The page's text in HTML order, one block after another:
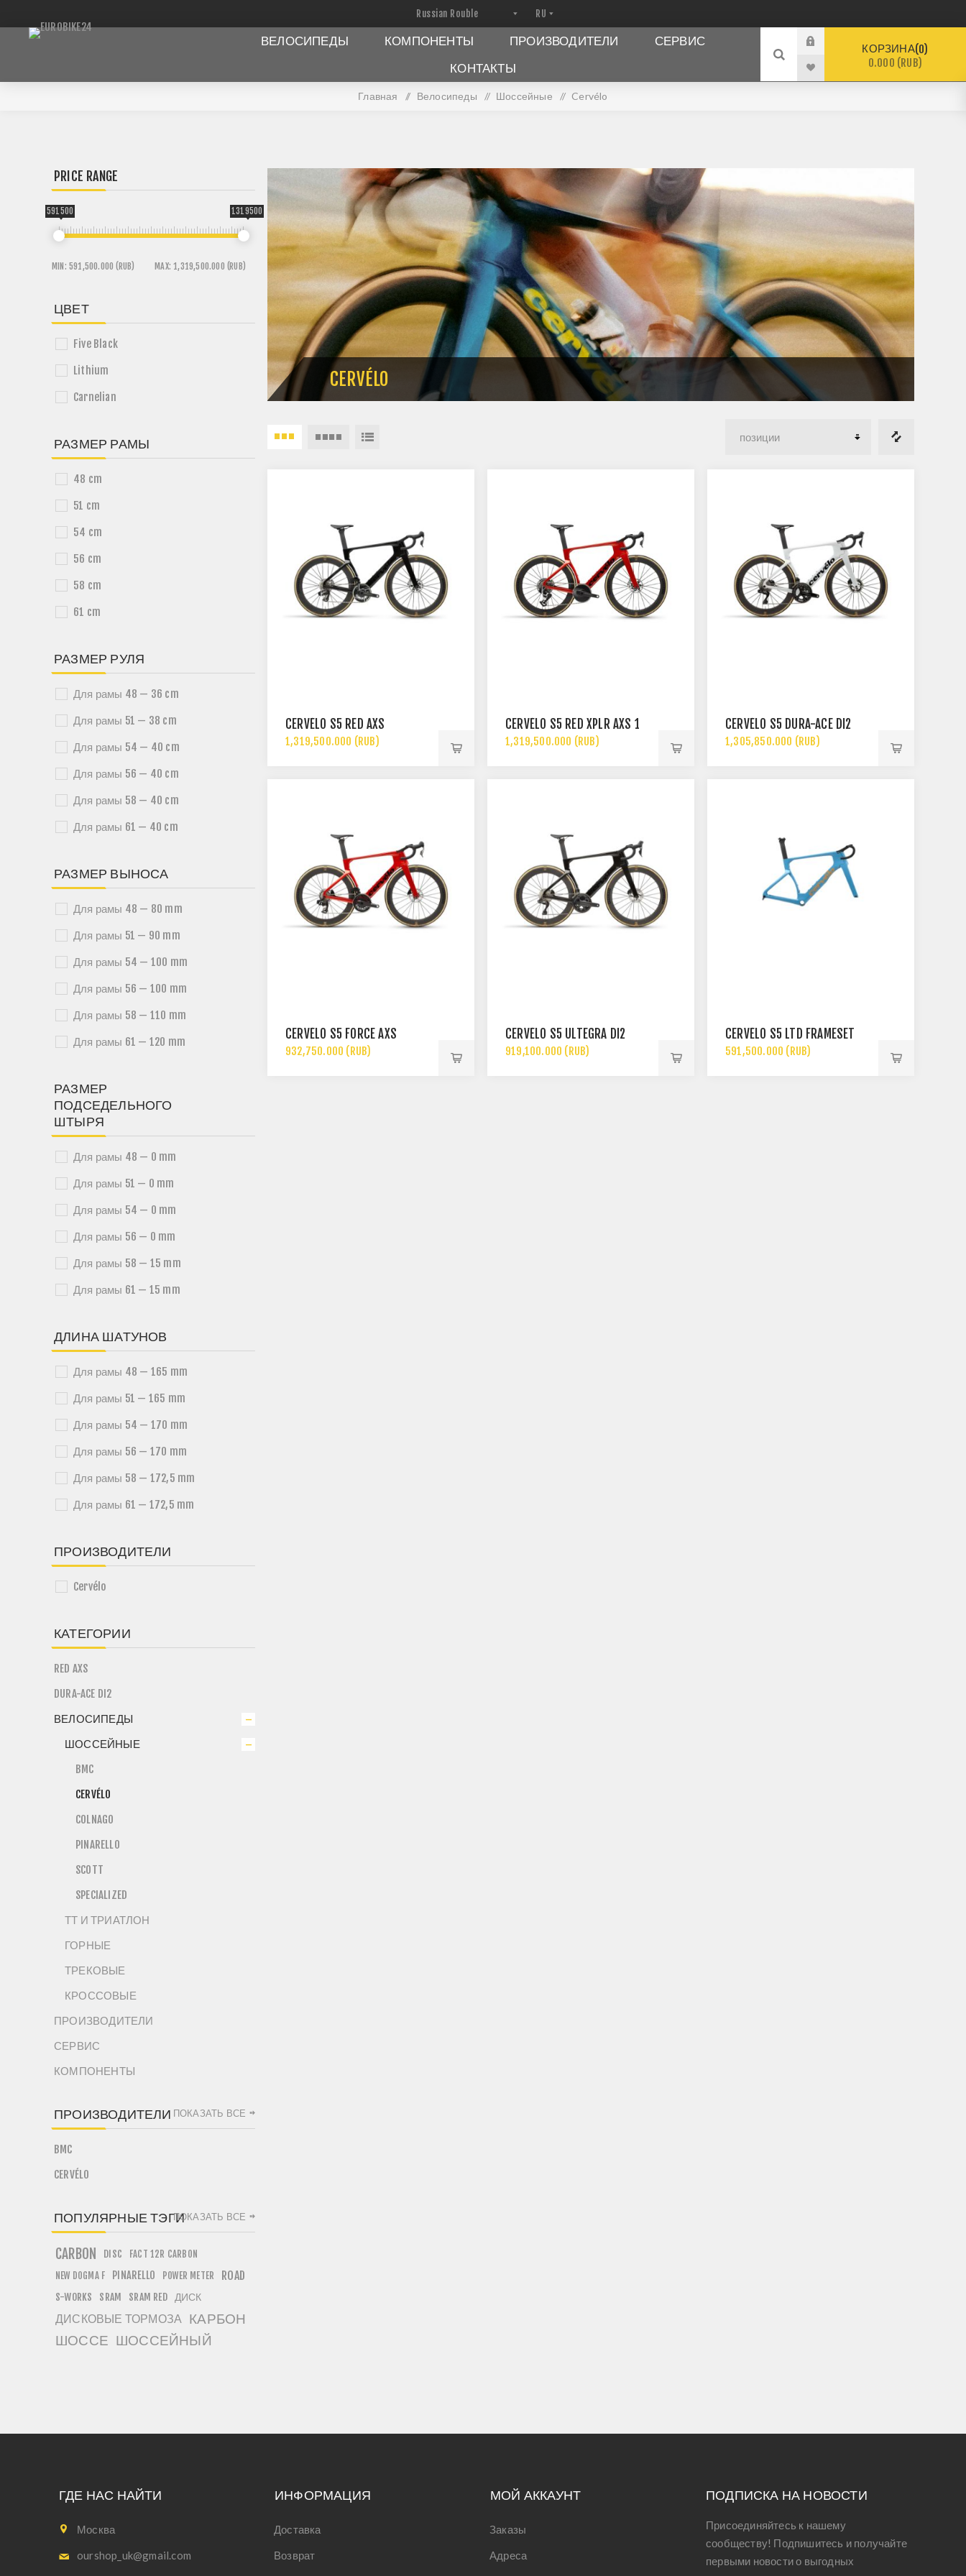
ВЕЛОСИПЕДЫ КОМПОНЕНТЫ ПРОИЗВОДИТЕЛИ
СЕРВИС
КОНТАКТЫ
КОРЗИНА 0
0.000 (RUB)
Главная / Велосипеды / Шоссейные / Cervélo
CERVÉLO
CERVÉLO S5 RED AXS
1,319,500.000 (RUB)
CERVÉLO S5 RED XPLR AXS 1
1,319,500.000 (RUB)
CERVÉLO S5 DURA-ACE DI2
1,305,850.000 (RUB)
CERVÉLO S5 FORCE AXS
932,750.000 (RUB)
CERVÉLO S5 ULTEGRA DI2
919,100.000 (RUB)
CERVÉLO S5 LTD FRAMESET
591,500.000 (RUB)
PRICE RANGE
MIN: 591,500.000 (RUB) MAX: 1,319,500.000 (RUB)
591500 1319500
ЦВЕТ
Five Black
Lithium
Carnelian
РАЗМЕР РАМЫ
48 cm
51 cm
54 cm
56 cm
58 cm
61 cm
РАЗМЕР РУЛЯ
Для рамы 48 — 36 cm
Для рамы 51 — 38 cm
Для рамы 54 — 40 cm
Для рамы 56 — 40 cm
Для рамы 58 — 40 cm
Для рамы 61 — 40 cm
РАЗМЕР ВЫНОСА
Для рамы 48 — 80 mm
Для рамы 51 — 90 mm
Для рамы 54 — 100 mm
Для рамы 56 — 100 mm
Для рамы 58 — 110 mm
Для рамы 61 — 120 mm
РАЗМЕР
ПОДСЕДЕЛЬНОГО
ШТЫРЯ
Для рамы 48 — 0 mm
Для рамы 51 — 0 mm
Для рамы 54 — 0 mm
Для рамы 56 — 0 mm
Для рамы 58 — 15 mm
Для рамы 61 — 15 mm
ДЛИНА ШАТУНОВ
Для рамы 48 — 165 mm
Для рамы 51 — 165 mm
Для рамы 54 — 170 mm
Для рамы 56 — 170 mm
Для рамы 58 — 172,5 mm
Для рамы 61 — 172,5 mm
ПРОИЗВОДИТЕЛИ
Cervélo
КАТЕГОРИИ
RED AXS
DURA-ACE DI2
ВЕЛОСИПЕДЫ
ШОССЕЙНЫЕ
BMC
CERVÉLO
COLNAGO
PINARELLO
SCOTT
SPECIALIZED
ТТ И ТРИАТЛОН
ГОРНЫЕ
ТРЕКОВЫЕ
КРОССОВЫЕ
ПРОИЗВОДИТЕЛИ
СЕРВИС
КОМПОНЕНТЫ
ПРОИЗВОДИТЕЛИ
BMC
CERVÉLO
ПОКАЗАТЬ ВСЕ
ПОПУЛЯРНЫЕ ТЭГИ
CARBON DISC
FACT 12R CARBON
NEW DOGMA F
PINARELLO POWER METER ROAD
S-WORKS SRAM SRAM RED ДИСК
ДИСКОВЫЕ ТОРМОЗА КАРБОН
ШОССЕ ШОССЕЙНЫЙ
ПОКАЗАТЬ ВСЕ
ГДЕ НАС НАЙТИ
Москва
ourshop_uk@gmail.com
ИНФОРМАЦИЯ
Доставка
Возврат
МОЙ АККАУНТ
Заказы
Адреса
ПОДПИСКА НА НОВОСТИ
Присоединяйтесь к нашему
сообществу! Подпишитесь и получайте
первыми новости о выгодных